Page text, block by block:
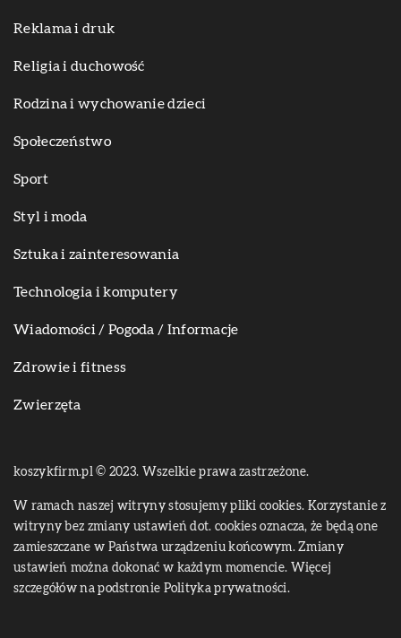
Reklama i druk
Religia i duchowość
Rodzina i wychowanie dzieci
Społeczeństwo
Sport
Styl i moda
Sztuka i zainteresowania
Technologia i komputery
Wiadomości / Pogoda / Informacje
Zdrowie i fitness
Zwierzęta
koszykfirm.pl © 2023. Wszelkie prawa zastrzeżone.
W ramach naszej witryny stosujemy pliki cookies. Korzystanie z
witryny bez zmiany ustawień dot. cookies oznacza, że będą one
zamieszczane w Państwa urządzeniu końcowym. Zmiany
ustawień można dokonać w każdym momencie. Więcej
szczegółów na podstronie Polityka prywatności.